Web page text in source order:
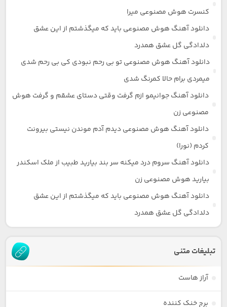
کنسرت هوش مصنوعی میرا
دانلود آهنگ هوش مصنوعی باید که میگذشتم از این عشق
دلدادگی گل عشق همدرد
دانلود آهنگ هوش مصنوعی تو بی رحم نبودی کی بی رحم شدی
میمردی برام حالا کمرنگ شدی
دانلود آهنگ جوانیمو ازم گرفت وقتی دستای عشقم و گرفت هوش
مصنوعی زن
دانلود آهنگ هوش مصنوعی دیدم آدم موندن نیستی بیرونت
کردم (نورا)
دانلود آهنگ سروم درد میکنه سر بند بیارید طبیب از ملک اسکندر
بیارید هوش مصنوعی زن
دانلود آهنگ هوش مصنوعی باید که میگذشتم از این عشق
دلدادگی گل عشق همدرد
تبلیغات متنی
آراز هاست
برج خنک کننده